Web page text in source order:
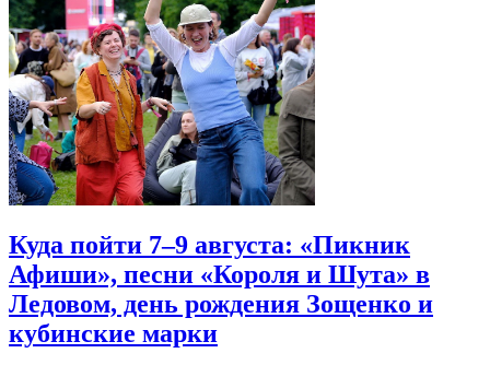
Куда пойти 7–9 августа: «Пикник
Афиши», песни «Короля и Шута» в
Ледовом, день рождения Зощенко и
кубинские марки